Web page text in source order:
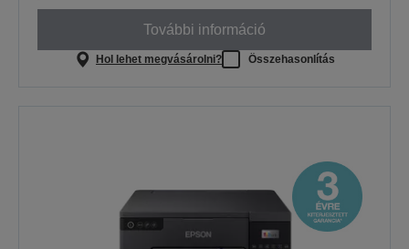
További információ
Hol lehet megvásárolni? Összehasonlítás